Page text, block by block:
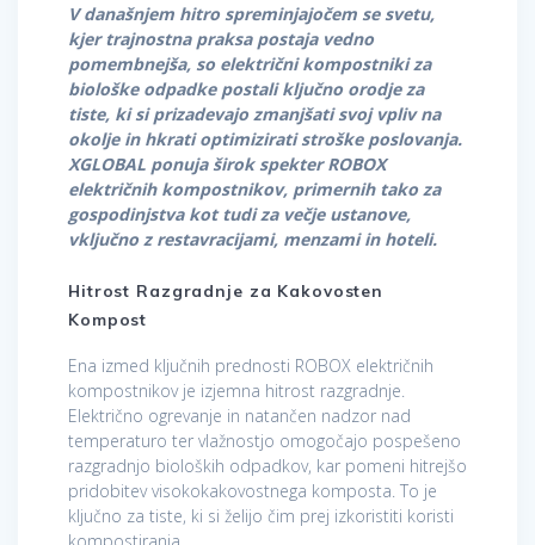
V današnjem hitro spreminjajočem se svetu,
kjer trajnostna praksa postaja vedno
pomembnejša, so električni kompostniki za
biološke odpadke postali ključno orodje za
tiste, ki si prizadevajo zmanjšati svoj vpliv na
okolje in hkrati optimizirati stroške poslovanja.
XGLOBAL ponuja širok spekter ROBOX
električnih kompostnikov, primernih tako za
gospodinjstva kot tudi za večje ustanove,
vključno z restavracijami, menzami in hoteli.
Hitrost Razgradnje za Kakovosten
Kompost
Ena izmed ključnih prednosti ROBOX električnih
kompostnikov je izjemna hitrost razgradnje.
Električno ogrevanje in natančen nadzor nad
temperaturo ter vlažnostjo omogočajo pospešeno
razgradnjo bioloških odpadkov, kar pomeni hitrejšo
pridobitev visokokakovostnega komposta. To je
ključno za tiste, ki si želijo čim prej izkoristiti koristi